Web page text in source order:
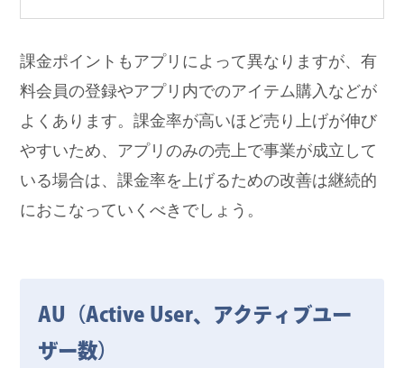
課金ポイントもアプリによって異なりますが、有
料会員の登録やアプリ内でのアイテム購入などが
よくあります。課金率が高いほど売り上げが伸び
やすいため、アプリのみの売上で事業が成立して
いる場合は、課金率を上げるための改善は継続的
におこなっていくべきでしょう。
AU（Active User、アクティブユー
ザー数）